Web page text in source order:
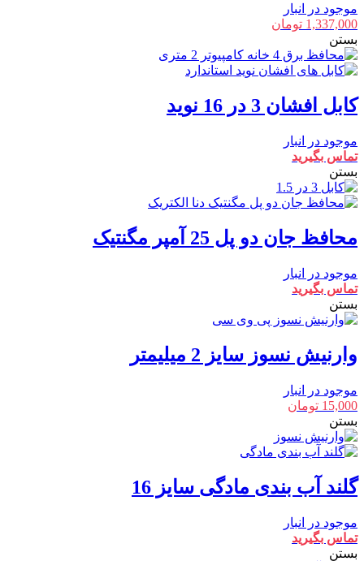
موجود در انبار
1,337,000 تومان
بستن
کابل افشان 3 در 16 نوید
موجود در انبار
تماس بگیرید
بستن
محافظ جان دو پل 25 آمپر مگنتیک
موجود در انبار
تماس بگیرید
بستن
وارنیش نسوز سایز 2 میلیمتر
موجود در انبار
15,000 تومان
بستن
گلند آب بندی مادگی سایز 16
موجود در انبار
تماس بگیرید
بستن